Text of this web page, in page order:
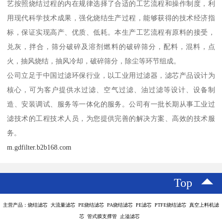
艺按照烧结过程的内在规律选择了合适的工艺流程和操作制度，利
用现代科学技术成果，强化烧结生产过程，能够获得的技术经济指
标，保证实现高产、优质、低耗。本生产工艺流程有原料的接受，
兑灰，拌合，筛分破碎及溶剂燃料的破碎筛分，配料，混料，点
火，抽风烧结，抽风冷却，破碎筛分，除尘等环节组成。
公司立足于中国过滤环保行业，以工业用过滤器，滤芯产品设计为
核心，可为客户提供水过滤、空气过滤、油过滤等设计、设备制
造、安装调试、服务等一体化的服务。公司有一批长期从事工业过
滤技术的工程技术人员，为您提供完善的解决方案、高效的技术服
务。
m.gdfilter.b2b168.com
Top
主营产品：烧结滤芯 大流量滤芯 PE烧结滤芯 PA烧结滤芯 PE滤芯 PTFE烧结滤芯 真空上料机滤
芯 管式膜支撑管 止溢滤芯